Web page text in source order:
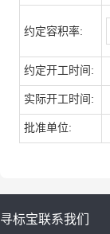
约定容积率:
约定开工时间:
实际开工时间:
批准单位:
寻标宝联系我们